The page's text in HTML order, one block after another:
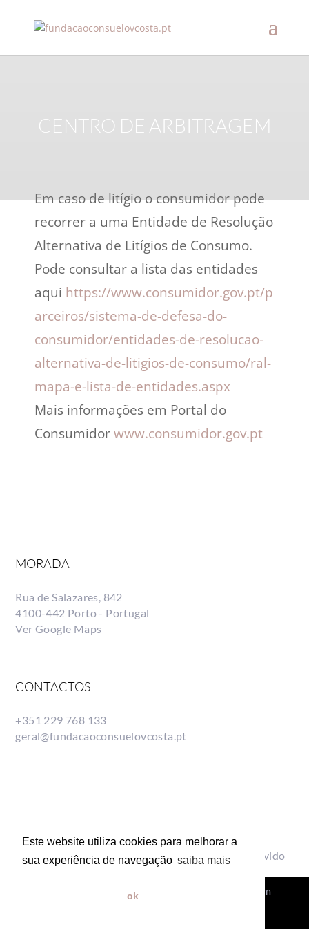
Este website utiliza cookies para melhorar a
sua experiência de navegação saiba mais
ok
CENTRO DE ARBITRAGEM
Em caso de litígio o consumidor pode
recorrer a uma Entidade de Resolução
Alternativa de Litígios de Consumo.
Pode consultar a lista das entidades
aqui https://www.consumidor.gov.pt/p
arceiros/sistema-de-defesa-do-
consumidor/entidades-de-resolucao-
alternativa-de-litigios-de-consumo/ral-
mapa-e-lista-de-entidades.aspx
Mais informações em Portal do
Consumidorwww.consumidor.gov.pt
MORADA
Rua de Salazares, 842
4100-442 Porto - Portugal
Ver Google Maps
CONTACTOS
+351 229 768 133
geral@fundacaoconsuelovcosta.pt
© Fundação Consuelo Vieira da Costa| Desenvolvido
por Bestsites.pt
Politica de Privacidade
Centro de Arbitragem